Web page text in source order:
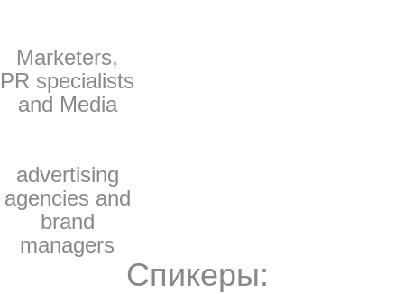
Marketers,
PR specialists
and Media
advertising
agencies and
brand
managers
Спикеры: